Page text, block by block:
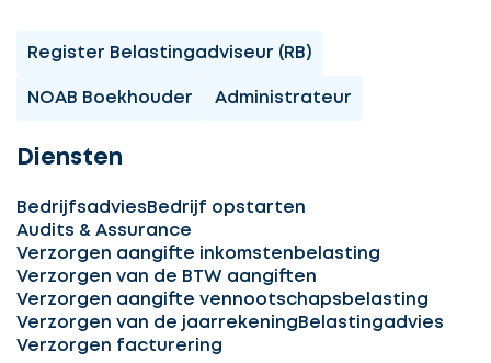
Register Belastingadviseur (RB)
NOAB Boekhouder Administrateur
Diensten
Bedrijfsadvies Bedrijf opstarten
Audits & Assurance
Verzorgen aangifte inkomstenbelasting
Verzorgen van de BTW aangiften
Verzorgen aangifte vennootschapsbelasting
Verzorgen van de jaarrekening Belastingadvies
Verzorgen facturering